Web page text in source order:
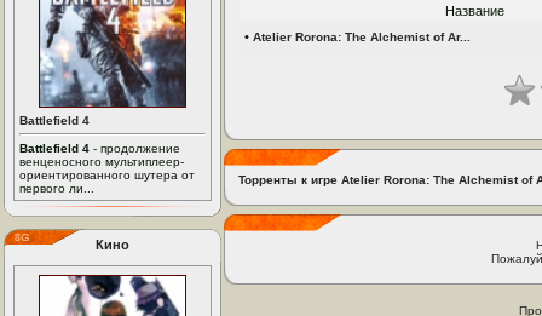
Battlefield 4
Battlefield 4 - продолжение
венценосного мультиплеер-
ориентированного шутера от
первого ли...
Кино
Название
• Atelier Rorona: The Alchemist of Ar...
Торренты к игре Atelier Rorona: The Alchemist of